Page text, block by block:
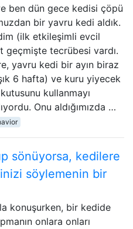
ben dün gece kedisi çöpü
bir yavru kedi aldık.
(ilk etkileşimli evcil
geçmişte tecrübesi vardı.
yavru kedi bir ayın biraz
6 hafta) ve kuru yiyecek
kullanmayı
Onu aldığımızda …
sönüyorsa, kedilere
söylemenin bir
konuşurken, bir kedide
onlara onları